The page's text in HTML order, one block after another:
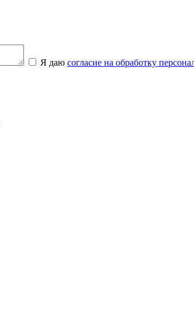
Я даю согласие на обработку